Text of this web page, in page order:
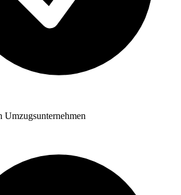
Umzugsunternehmen